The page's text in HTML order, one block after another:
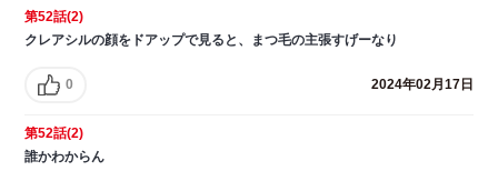
第52話(2)
クレアシルの顔をドアップで見ると、まつ毛の主張すげーなり
0 2024年02月17日
第52話(2)
誰かわからん